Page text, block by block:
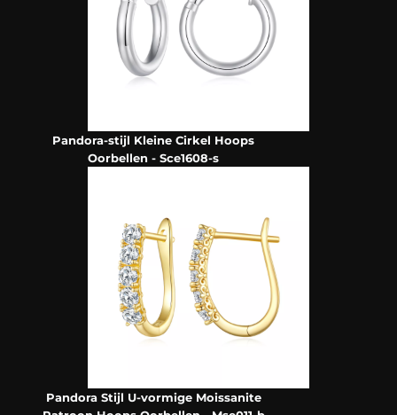
Pandora-stijl Kleine Cirkel Hoops
Oorbellen - Sce1608-s
Pandora Stijl U-vormige Moissanite